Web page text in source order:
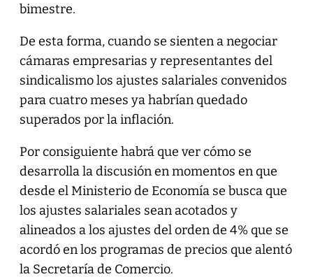
bimestre.
De esta forma, cuando se sienten a negociar
cámaras empresarias y representantes del
sindicalismo los ajustes salariales convenidos
para cuatro meses ya habrían quedado
superados por la inflación.
Por consiguiente habrá que ver cómo se
desarrolla la discusión en momentos en que
desde el Ministerio de Economía se busca que
los ajustes salariales sean acotados y
alineados a los ajustes del orden de 4% que se
acordó en los programas de precios que alentó
la Secretaría de Comercio.